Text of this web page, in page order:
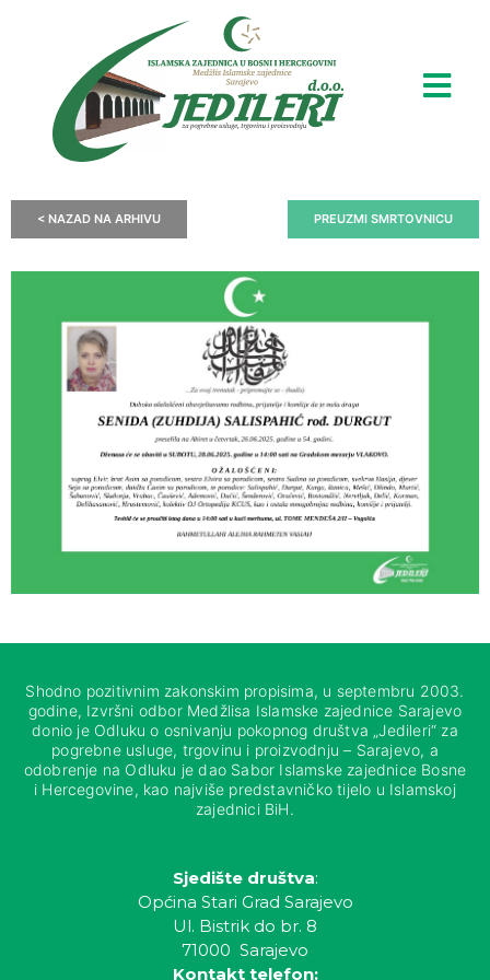
< NAZAD NA ARHIVU PREUZMI SMRTOVNICU
Shodno pozitivnim zakonskim propisima, u septembru 2003.
godine, Izvršni odbor Medžlisa Islamske zajednice Sarajevo
donio je Odluku o osnivanju pokopnog društva „Jedileri“ za
pogrebne usluge, trgovinu i proizvodnju – Sarajevo, a
odobrenje na Odluku je dao Sabor Islamske zajednice Bosne
i Hercegovine, kao najviše predstavničko tijelo u Islamskoj
zajednici BiH.
Sjedište društva:
Općina Stari Grad Sarajevo
Ul. Bistrik do br. 8
71000 Sarajevo
Kontakt telefon: